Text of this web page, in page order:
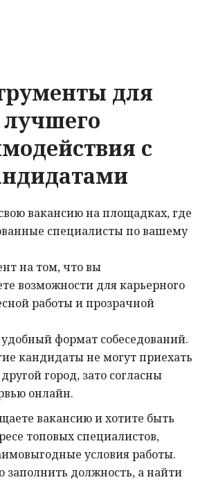
для
лучшего
с
вакансию на площадках, где
специалисты по вашему
на том, что вы
возможности для карьерного
работы и прозрачной
формат собеседований.
кандидаты не могут приехать
город, зато согласны
онлайн.
вакансию и хотите быть
топовых специалистов,
условия работы.
заполнить должность, а найти